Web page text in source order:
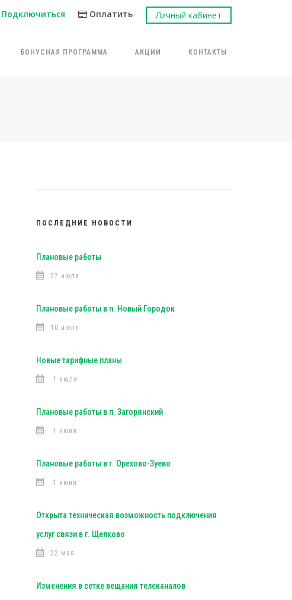
Подключиться Оплатить Личный кабинет
БОНУСНАЯ ПРОГРАММА АКЦИИ КОНТАКТЫ
ПОСЛЕДНИЕ НОВОСТИ
Плановые работы
27 июля
Плановые работы в п. Новый Городок
10 июля
Новые тарифные планы
1 июля
Плановые работы в п. Загорянский
1 июня
Плановые работы в г. Орехово-Зуево
1 июня
Открыта техническая возможность подключения
услуг связи в г. Щелково
22 мая
Изменения в сетке вещания телеканалов